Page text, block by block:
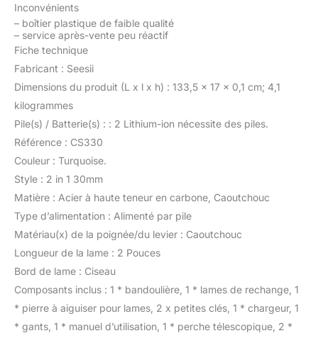
sécateur, vous devez
d'abord appuyer sur
manche télescopique
afin de les utiliser
bandoulière, 1 * lames de
d'utilisation, 1 * perche
télescopique, 2 *
batteries 2000 mAh, 1 *
Seesii offre une garantie
client à vie
Inconvénients
– boîtier plastique de faible qualité
– service après-vente peu réactif
Fiche technique
Fabricant : Seesii
Dimensions du produit (L x l x h) : 133,5 x 17 x 0,1 cm; 4,1
kilogrammes
Pile(s) / Batterie(s) : : 2 Lithium-ion nécessite des piles.
Référence : CS330
Couleur : Turquoise.
Style : 2 in 1 30mm
Matière : Acier à haute teneur en carbone, Caoutchouc
Type d’alimentation : Alimenté par pile
Matériau(x) de la poignée/du levier : Caoutchouc
Longueur de la lame : 2 Pouces
Bord de lame : Ciseau
Composants inclus : 1 * bandoulière, 1 * lames de rechange, 1
* pierre à aiguiser pour lames, 2 x petites clés, 1 * chargeur, 1
* gants, 1 * manuel d’utilisation, 1 * perche télescopique, 2 *